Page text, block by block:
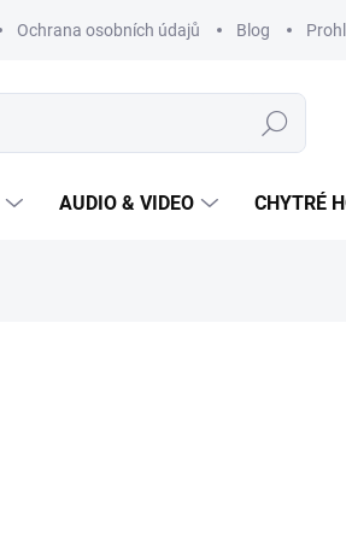
Ochrana osobních údajů Blog
Hledat
AUDIO & VIDEO CHYTRÉ